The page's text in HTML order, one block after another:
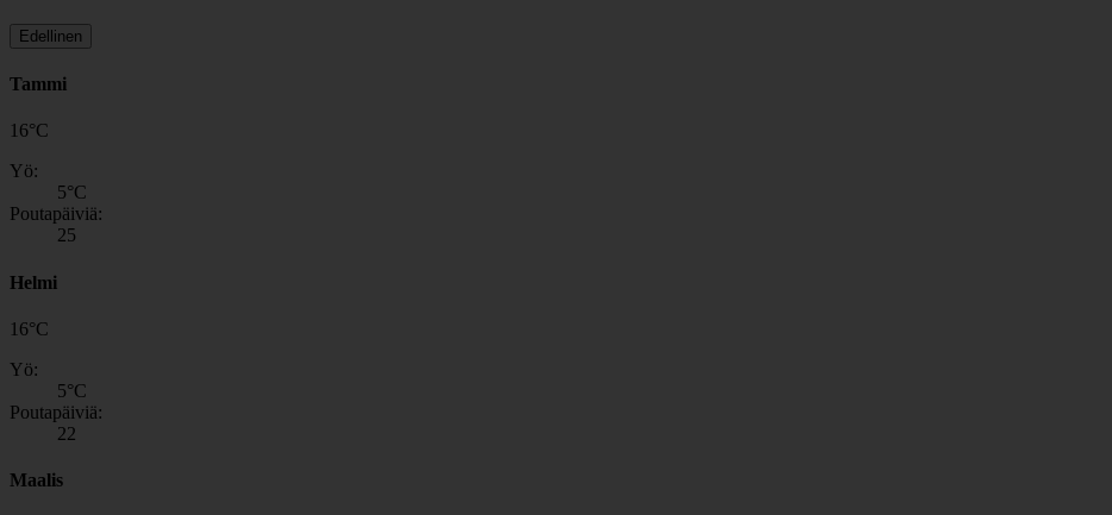
Edellinen
Tammi
16°C
Yö:
5°C
Poutapäiviä:
25
Helmi
16°C
Yö:
5°C
Poutapäiviä:
22
Maalis